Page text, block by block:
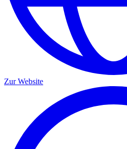
Zur Website